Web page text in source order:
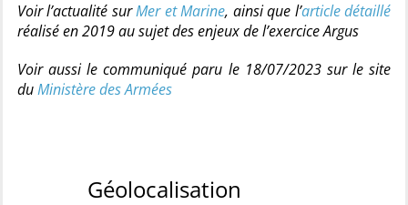
Voir l’actualité surMer et Marine, ainsi que l’article détaillé
réalisé en 2019 au sujet des enjeux de l’exercice Argus
Voir aussi le communiqué paru le 18/07/2023 sur le site
duMinistère des Armées
Géolocalisation